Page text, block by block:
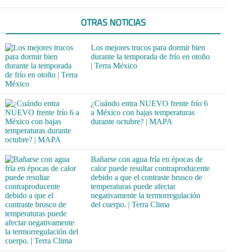
OTRAS NOTICIAS
Los mejores trucos para dormir bien
durante la temporada de frío en otoño
| Terra México
¿Cuándo entra NUEVO frente frío 6
a México con bajas temperaturas
durante octubre? | MAPA
Bañarse con agua fría en épocas de
calor puede resultar contraproducente
debido a que el contraste brusco de
temperaturas puede afectar
negativamente la termorregulación
del cuerpo. | Terra Clima